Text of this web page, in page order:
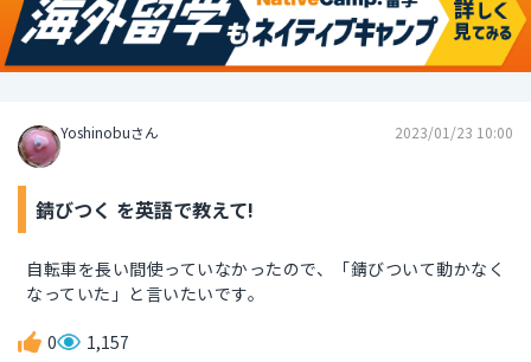
Yoshinobuさん 2023/01/23 10:00
錆びつく を英語で教えて!
自転車を長い間使っていなかったので、「錆びついて動かなく
なっていた」と言いたいです。
0 1,157